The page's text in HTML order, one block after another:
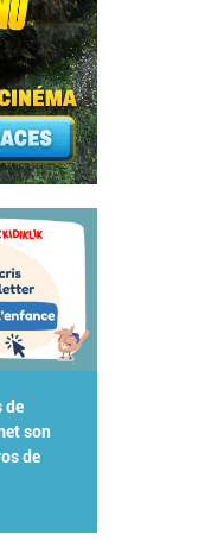
de
son
de